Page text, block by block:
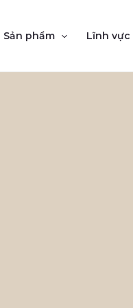
Sản phẩm Lĩnh